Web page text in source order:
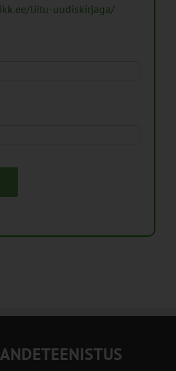
liitu-uudiskirjaga/